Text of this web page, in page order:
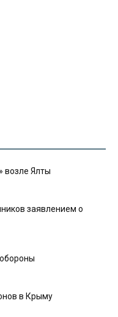
возле Ялты
заявлением о
в Крыму